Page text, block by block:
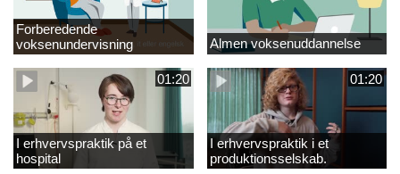
Forberedende
voksenundervisning
Almen voksenuddannelse
01:20
I erhvervspraktik på et
hospital
01:20
I erhvervspraktik i et
produktionsselskab.